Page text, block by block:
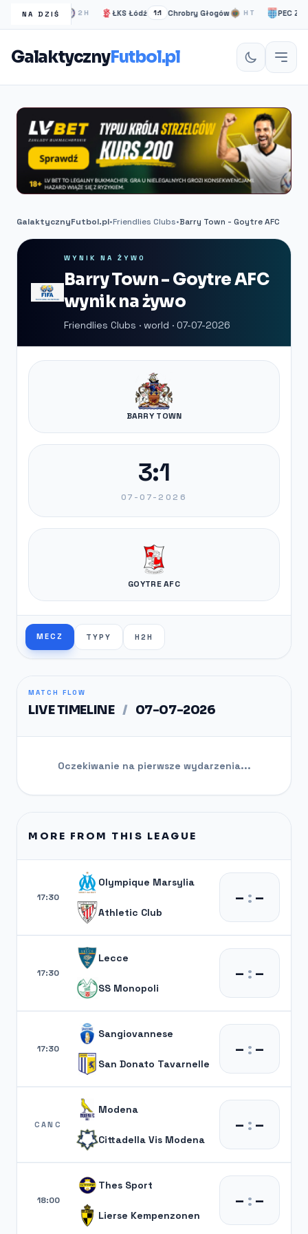
NA DZIŚ
Londyn 2H ŁKS Łódź 1:1 Chrobry Głogów HT PEC Zwolle
GalaktycznyFutbol.pl
GalaktycznyFutbol.pl•Friendlies Clubs•Barry Town - Goytre AFC
WYNIK NA ŻYWO
Barry Town - Goytre AFC
wynik na żywo
Friendlies Clubs · world · 07-07-2026
BARRY TOWN
3:1
07-07-2026
GOYTRE AFC
MECZ TYPY H2H
MATCH FLOW
LIVE TIMELINE / 07-07-2026
Oczekiwanie na pierwsze wydarzenia...
MORE FROM THIS LEAGUE
17:30
Olympique Marsylia
Athletic Club
– :–
17:30
Lecce
SS Monopoli
– :–
17:30
Sangiovannese
San Donato Tavarnelle
– :–
CANC
Modena
Cittadella Vis Modena
– :–
18:00
Thes Sport
Lierse Kempenzonen
– :–